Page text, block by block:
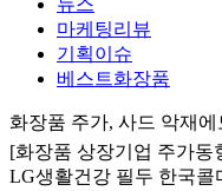
뉴스
마케팅리뷰
기획이슈
베스트화장품
화장품 주가, 사드 악재
[화장품 상장기업 주가동
LG생활건강 필두 한국콜